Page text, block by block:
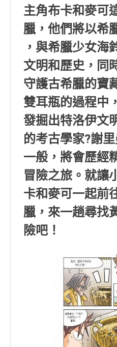
主角布卡和麥可
臘，他們將以希
，與希臘少女海
文明和歷史，同
守護古希臘的寶
雙耳瓶的過程中
發掘出特洛伊文
的考古學家?謝
一般，將會歷經
冒險之旅。就讓
卡和麥可一起前
臘，來一趟尋找
險吧！